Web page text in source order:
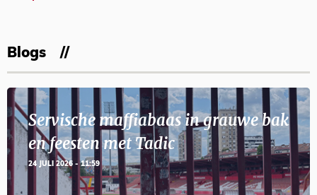
Blogs
Servische maffiabaas in grauwe bak
en feesten met Tadic
24 JULI 2026 - 11:59